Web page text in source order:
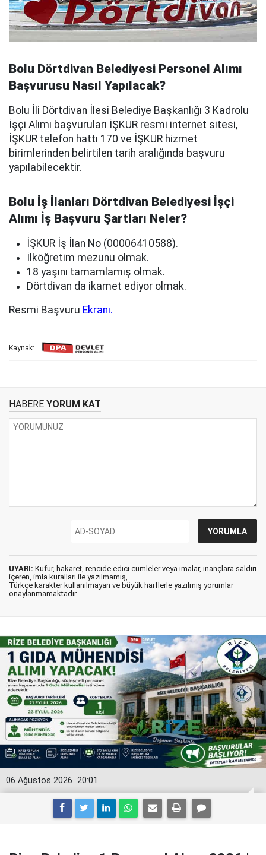
Bolu Dörtdivan Belediyesi Personel Alımı
Başvurusu Nasıl Yapılacak?
Bolu İli Dörtdivan İlesi Belediye Başkanlığı 3 Kadrolu
İşçi Alımı başvuruları İŞKUR resmi internet sitesi,
İŞKUR telefon hattı 170 ve İŞKUR hizmet
birimlerinden belirtilen tarih aralığında başvuru
yapılabilecektir.
Bolu İş İlanları Dörtdivan Belediyesi İşçi
Alımı İş Başvuru Şartları Neler?
İŞKUR İş İlan No (00006410588).
İlköğretim mezunu olmak.
18 yaşını tamamlamış olmak.
Dörtdivan da ikamet ediyor olmak.
Resmi Başvuru Ekranı.
Kaynak:
HABERE YORUM KAT
UYARI: Küfür, hakaret, rencide edici cümleler veya imalar, inançlara saldırı
içeren, imla kuralları ile yazılmamış,
Türkçe karakter kullanılmayan ve büyük harflerle yazılmış yorumlar
onaylanmamaktadır.
20:01
06 Ağustos 2026